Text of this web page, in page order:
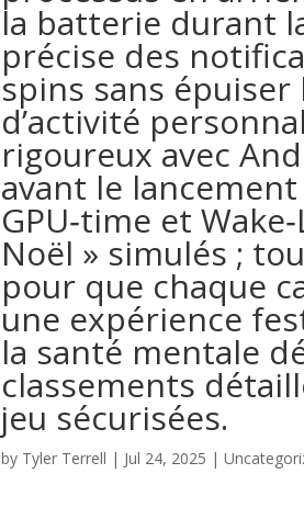
la batterie durant
précise des
spins sans
d’activité
rigoureux avec
avant le
GPU‑time et
Noël » simulés ;
pour que chaque
une expérience
la santé mentale
classements
jeu sécurisées.
by Tyler Terrell | Jul 24, 2025 |